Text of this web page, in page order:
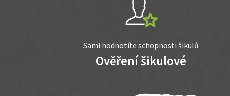
Sami hodnotíte schopnosti šikulů
Ověření šikulové